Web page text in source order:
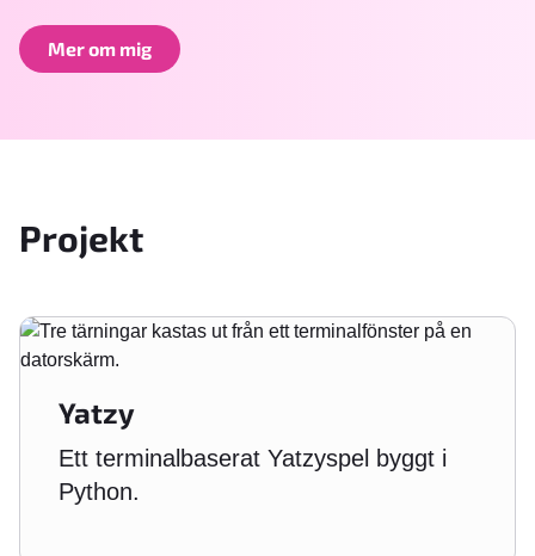
Mer om mig
Projekt
Yatzy
Ett terminalbaserat Yatzyspel byggt i
Python.